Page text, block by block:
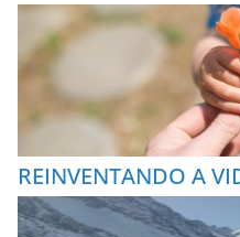
REINVENTANDO A